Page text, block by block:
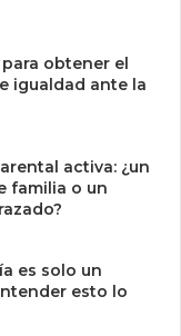
obtener el
igualdad ante la
activa: ¿un
familia o un
es solo un
esto lo